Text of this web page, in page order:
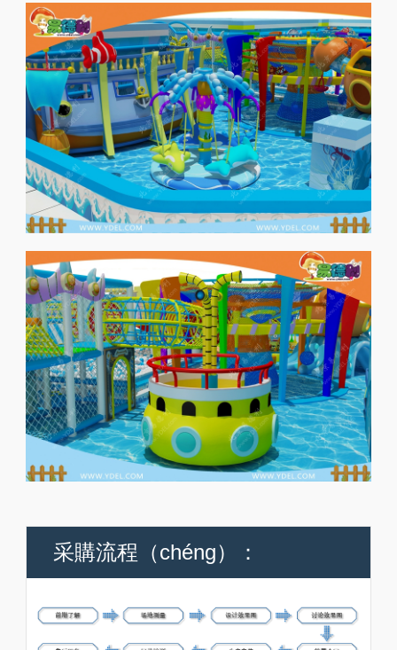
采購流程（chéng）：